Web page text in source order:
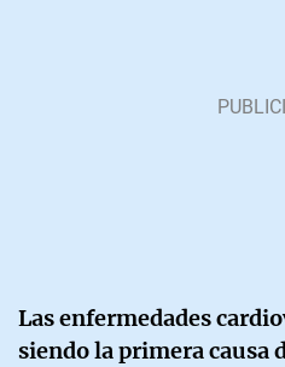
Las enfermedades
siendo la primera causa